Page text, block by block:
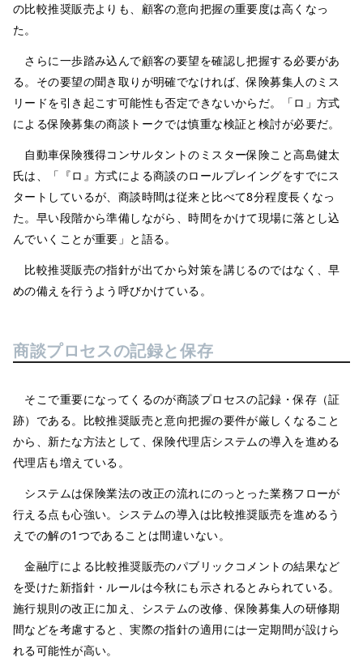
の比較推奨販売よりも、顧客の意向把握の重要度は高くなっ
た。
さらに一歩踏み込んで顧客の要望を確認し把握する必要があ
る。その要望の聞き取りが明確でなければ、保険募集人のミス
リードを引き起こす可能性も否定できないからだ。「ロ」方式
による保険募集の商談トークでは慎重な検証と検討が必要だ。
自動車保険獲得コンサルタントのミスター保険こと高島健太
氏は、「『ロ』方式による商談のロールプレイングをすでにス
タートしているが、商談時間は従来と比べて8分程度長くなっ
た。早い段階から準備しながら、時間をかけて現場に落とし込
んでいくことが重要」と語る。
比較推奨販売の指針が出てから対策を講じるのではなく、早
めの備えを行うよう呼びかけている。
商談プロセスの記録と保存
そこで重要になってくるのが商談プロセスの記録・保存（証
跡）である。比較推奨販売と意向把握の要件が厳しくなること
から、新たな方法として、保険代理店システムの導入を進める
代理店も増えている。
システムは保険業法の改正の流れにのっとった業務フローが
行える点も心強い。システムの導入は比較推奨販売を進めるう
えでの解の1つであることは間違いない。
金融庁による比較推奨販売のパブリックコメントの結果など
を受けた新指針・ルールは今秋にも示されるとみられている。
施行規則の改正に加え、システムの改修、保険募集人の研修期
間などを考慮すると、実際の指針の適用には一定期間が設けら
れる可能性が高い。